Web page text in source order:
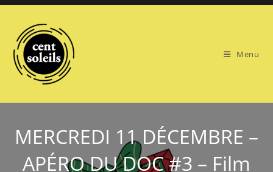
Skip
content
Menu
MERCREDI 11 DÉCEMBRE –
APÉRO DU DOC #3 – Film